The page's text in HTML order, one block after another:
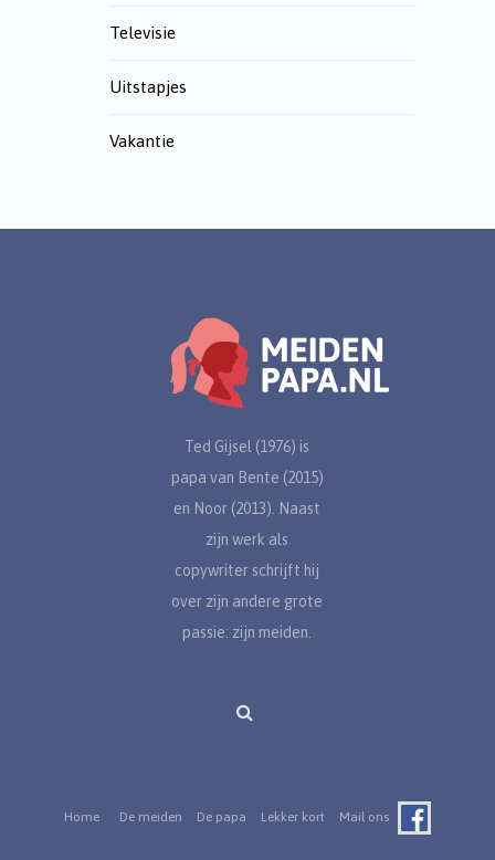
Televisie
Uitstapjes
Vakantie
Ted Gijsel (1976) is
papa van Bente (2015)
en Noor (2013). Naast
zijn werk als
copywriter schrijft hij
over zijn andere grote
passie: zijn meiden.
Home De meiden De papa Lekker kort Mail ons